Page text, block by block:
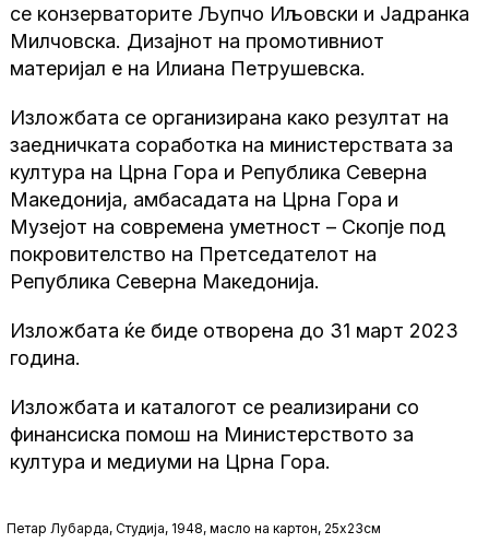
се конзерваторите Љупчо Иљовски и Јадранка
Милчовска. Дизајнот на промотивниот
материјал е на Илиана Петрушевска.
Изложбата се организирана како резултат на
заедничката соработка на министерствата за
култура на Црна Гора и Република Северна
Македонија, амбасадата на Црна Гора и
Музејот на современа уметност – Скопје под
покровителство на Претседателот на
Република Северна Македонија.
Изложбата ќе биде отворена до 31 март 2023
година.
Изложбата и каталогот се реализирани со
финансиска помош на Министерството за
култура и медиуми на Црна Гора.
Петар Лубарда, Студија, 1948, масло на картон, 25х23см